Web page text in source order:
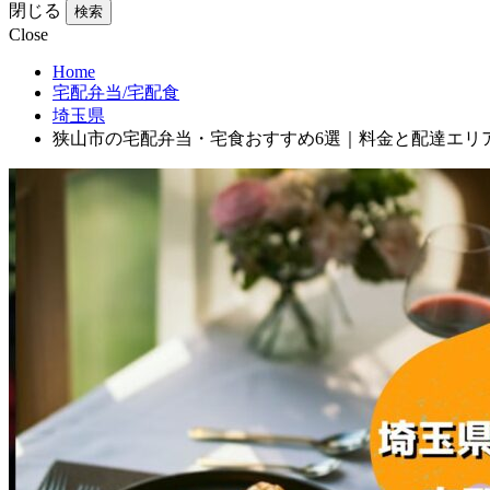
閉じる 検索
Close
Home
宅配弁当/宅配食
埼玉県
狭山市の宅配弁当・宅食おすすめ6選｜料金と配達エリ